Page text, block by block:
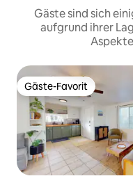
Gäste sind sich
aufgrund ihrer
Gäste-Favorit
Gäste-Favorit